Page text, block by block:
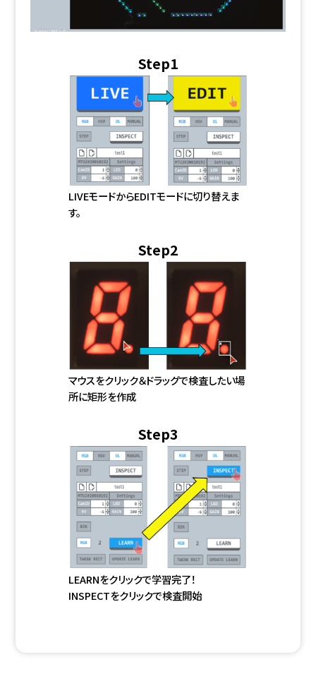
Step1
LIVEモードからEDITモードに切り替えま
す。
Step2
マウスをクリック＆ドラッグで検査したい場
所に矩形を作成
Step3
LEARNをクリックで学習完了！
INSPECTをクリックで検査開始